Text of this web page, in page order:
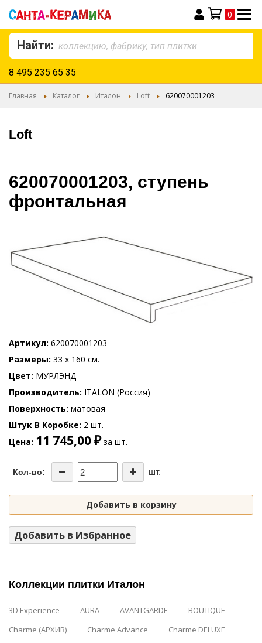
Моя корзина
0
Найти:
8 495 235 65 35
Главная Каталог Италон Loft 620070001203
Loft
620070001203, ступень
фронтальная
Артикул 620070001203
Размеры 33 x 160 см.
Цвет МУРЛЭНД
Производитель ITALON (Россия)
Поверхность матовая
Штук В Коробке 2 шт.
Цена 11 745,00 ₽за шт.
Кол-во: шт.
Добавить в корзину
Добавить в Избранное
Коллекции плитки Италон
3D Experience AURA AVANTGARDE
BOUTIQUE
Charme (АРХИВ)
Charme Advance
Charme DELUXE